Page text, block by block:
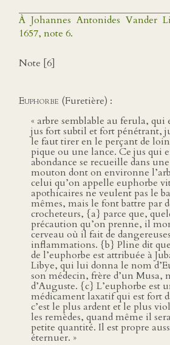
À Johannes Antonides Vander
1657, note 6.
Note [6]
Euphorbe (Furetière) :
« arbre semblable au ferula, qui
jus fort subtil et fort pénétrant,
le faut tirer en le perçant de
pique ou une lance. Ce jus qui
abondance se recueille dans
mouton dont on environne
celui qu’on appelle euphorbe
apothicaires ne veulent pas le
mêmes, mais le font battre par
crocheteurs, {a} parce que,
précaution qu’on prenne, il
cerveau où il fait de dangereuses
inflammations. {b} Pline dit
de l’euphorbe est attribuée à
Libye, qui lui donna le nom
son médecin, frère d’un Musa,
d’Auguste. {c} L’euphorbe est
médicament laxatif qui est fort
c’est le plus ardent et le plus
les remèdes, quand même il
petite quantité. Il est propre
éternuer. »